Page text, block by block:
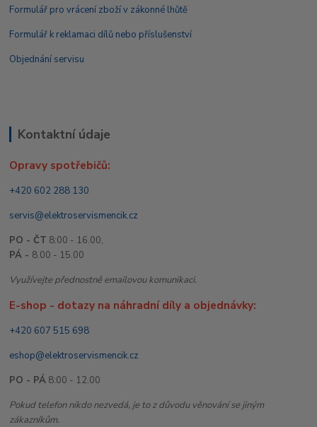
Formulář pro vrácení zboží v zákonné lhůtě
Formulář k reklamaci dílů nebo příslušenství
Objednání servisu
Kontaktní údaje
Opravy spotřebičů:
+420 602 288 130
servis@elektroservismencik.cz
PO - ČT 8:00 - 16.00,
PÁ - 8.00 - 15.00
Využívejte přednostně emailovou komunikaci.
E-shop - dotazy na náhradní díly a objednávky:
+420 607 515 698
eshop@elektroservismencik.cz
PO - PÁ 8:00 - 12.00
Pokud telefon nikdo nezvedá, je to z důvodu věnování se jiným
zákazníkům.